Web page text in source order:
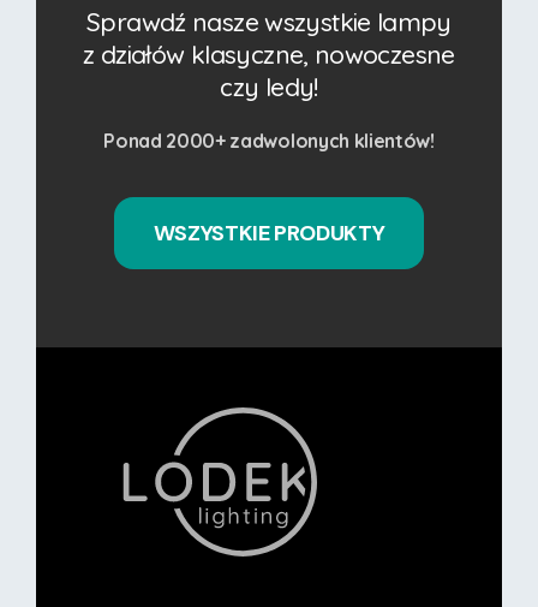
Sprawdź nasze wszystkie lampy
z działów klasyczne, nowoczesne
czy ledy!
Ponad 2000+ zadwolonych klientów!
WSZYSTKIE PRODUKTY